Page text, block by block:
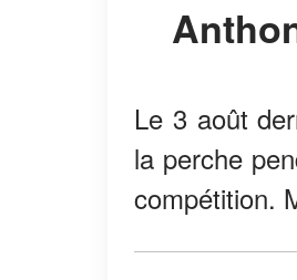
Le 3 août
la perche
compétition.